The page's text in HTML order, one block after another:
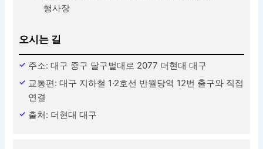
행사장
오시는 길
주소: 대구 중구 달구벌대로 2077 더현대 대구
교통편: 대구 지하철 1·2호선 반월당역 12번 출구와 직접
연결
출처: 더현대 대구